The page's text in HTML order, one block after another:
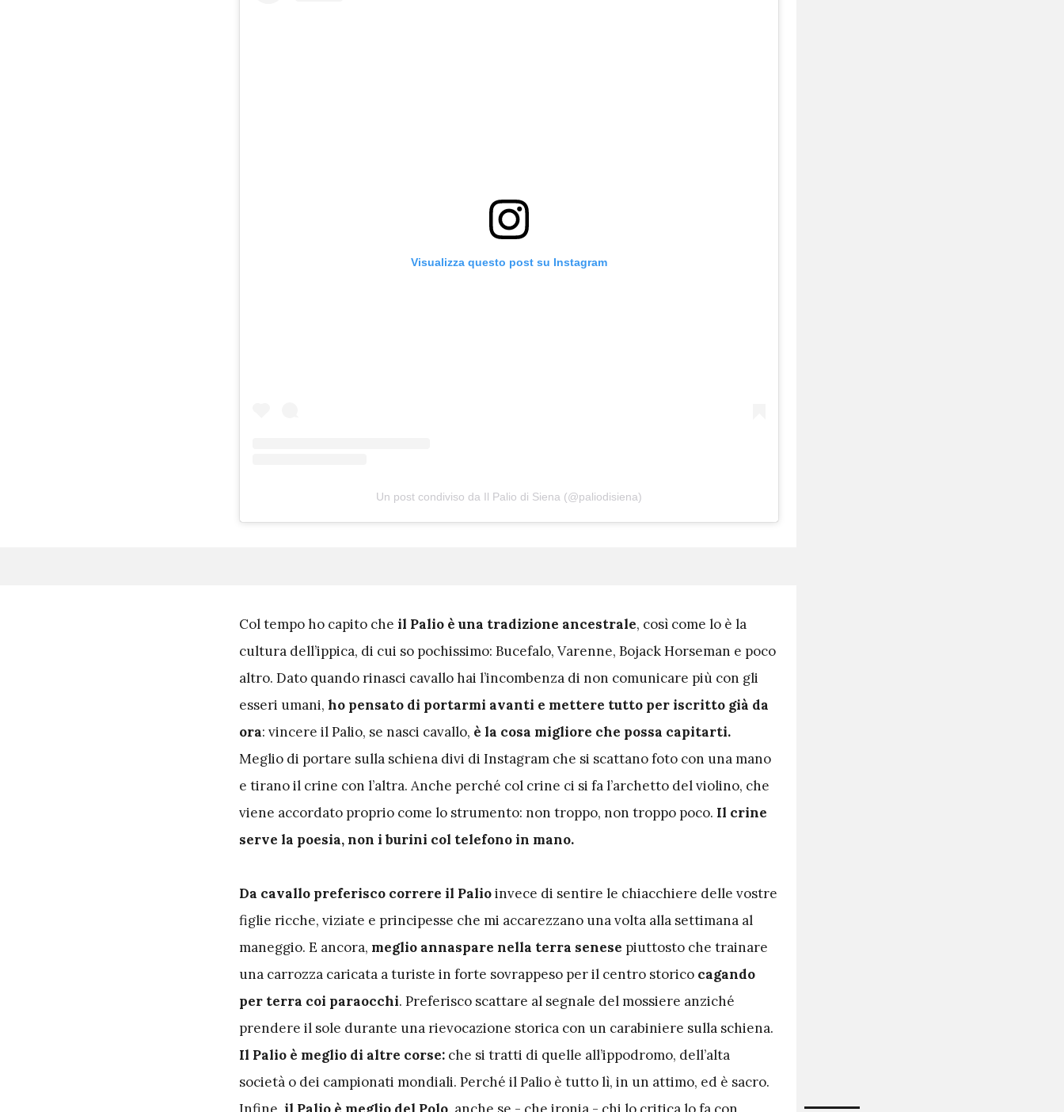
Visualizza questo post su Instagram
Un post condiviso da Il Palio di Siena (@paliodisiena)
Col tempo ho capito che il Palio è una tradizione ancestrale, così come lo è la
cultura dell’ippica, di cui so pochissimo: Bucefalo, Varenne, Bojack Horseman e poco
altro. Dato quando rinasci cavallo hai l’incombenza di non comunicare più con gli
esseri umani, ho pensato di portarmi avanti e mettere tutto per iscritto già da
ora: vincere il Palio, se nasci cavallo, è la cosa migliore che possa capitarti.
Meglio di portare sulla schiena divi di Instagram che si scattano foto con una mano
e tirano il crine con l’altra. Anche perché col crine ci si fa l’archetto del violino, che
viene accordato proprio come lo strumento: non troppo, non troppo poco. Il crine
serve la poesia, non i burini col telefono in mano.
Da cavallo preferisco correre il Palioinvece di sentire le chiacchiere delle vostre
figlie ricche, viziate e principesse che mi accarezzano una volta alla settimana al
maneggio. E ancora, meglio annaspare nella terra senese piuttosto che trainare
una carrozza caricata a turiste in forte sovrappeso per il centro storico cagando
per terra coi paraocchi. Preferisco scattare al segnale del mossiere anziché
prendere il sole durante una rievocazione storica con un carabiniere sulla schiena.
Il Palio è meglio di altre corse: che si tratti di quelle all’ippodromo, dell’alta
società o dei campionati mondiali. Perché il Palio è tutto lì, in un attimo, ed è sacro.